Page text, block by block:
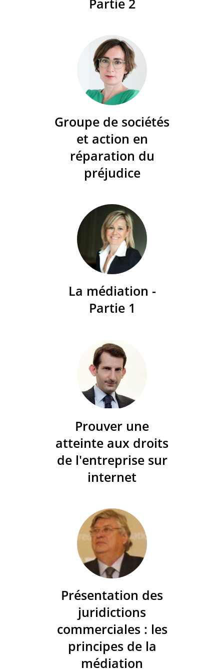
Groupe de sociétés
et action en
réparation du
préjudice
La médiation -
Partie 1
Prouver une
atteinte aux droits
de l'entreprise sur
internet
Présentation des
juridictions
commerciales : les
principes de la
médiation